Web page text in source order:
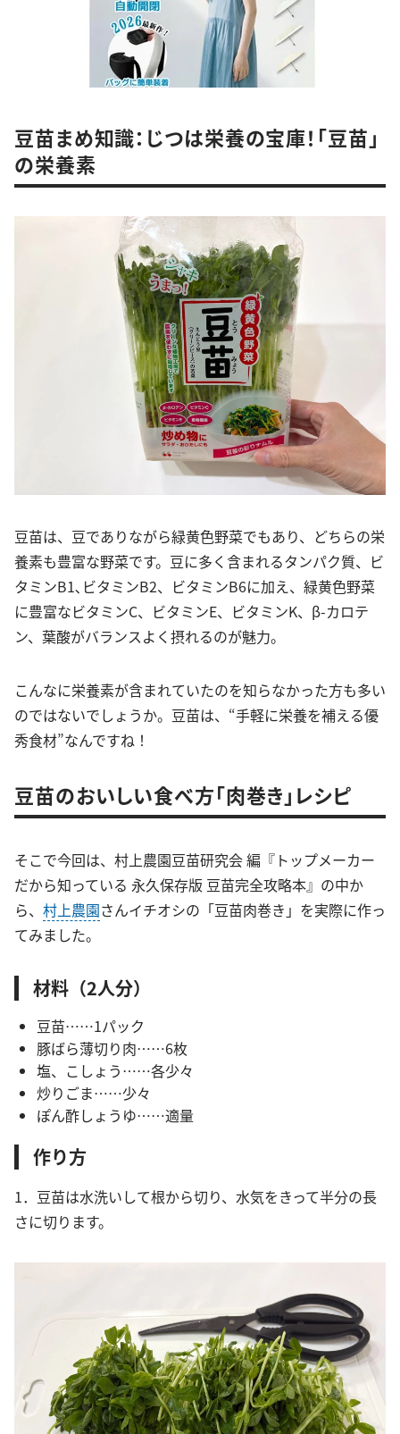
豆苗まめ知識：じつは栄養の宝庫！「豆苗」
の栄養素
豆苗は、豆でありながら緑黄色野菜でもあり、どちらの栄
養素も豊富な野菜です。豆に多く含まれるタンパク質、ビ
タミンB1､ビタミンB2、ビタミンB6に加え、緑黄色野菜
に豊富なビタミンC、ビタミンE、ビタミンK、β-カロテ
ン、葉酸がバランスよく摂れるのが魅力。
こんなに栄養素が含まれていたのを知らなかった方も多い
のではないでしょうか。豆苗は、“手軽に栄養を補える優
秀食材”なんですね！
豆苗のおいしい食べ方「肉巻き」レシピ
そこで今回は、村上農園豆苗研究会 編『トップメーカー
だから知っている 永久保存版 豆苗完全攻略本』の中か
ら、 村上農園さんイチオシの「豆苗肉巻き」を実際に作っ
てみました。
材料（2人分）
豆苗……1パック
豚ばら薄切り肉……6枚
塩、こしょう……各少々
炒りごま……少々
ぽん酢しょうゆ……適量
作り方
1．豆苗は水洗いして根から切り、水気をきって半分の長
さに切ります。